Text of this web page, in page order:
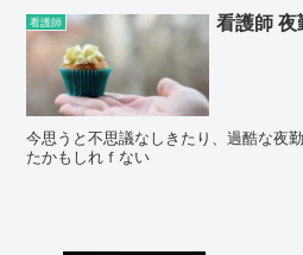
看護師 看護師
今思うと不思議なしきたり、過酷な夜
たかもしれｆない